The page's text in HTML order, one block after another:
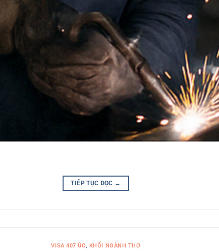
TIẾP TỤC ĐỌC →
VISA 407 ÚC, KHỐI NGÀNH THỢ